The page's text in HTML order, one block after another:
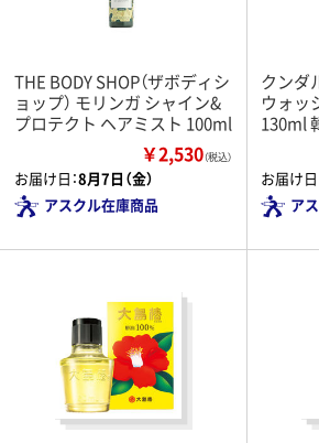
THE BODY SHOP（ザボディシ
ョップ） モリンガ シャイン&
プロテクト ヘアミスト 100ml
￥2,530（税込）
お届け日：8月7日（金）
アスクル在庫商品
クンダ
ウォッ
130ml
お届け日
ア